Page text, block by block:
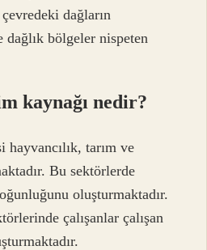
çevredeki dağların
bölgeler nispeten
kaynağı nedir?
tarım ve
Bu sektörlerde
oluşturmaktadır.
çalışanlar çalışan